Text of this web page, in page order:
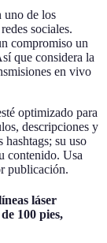
uno de los
sociales.
compromiso un
que considera la
en vivo
optimizado para
descripciones y
su uso
contenido. Usa
publicación.
láser
100 pies,